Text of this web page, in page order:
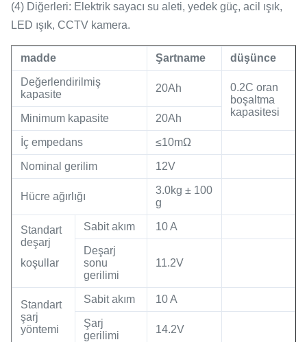
(4) Diğerleri: Elektrik sayacı su aleti, yedek güç, acil ışık,
LED ışık, CCTV kamera.
madde Şartname düşünce
Değerlendirilmiş
kapasite
20Ah
0.2C oran
boşaltma
kapasitesi
Minimum kapasite 20Ah
İç empedans ≤10mΩ
Nominal gerilim 12V
Hücre ağırlığı
3.0kg ± 100
g
Standart
deşarj
koşullar
Sabit akım 10 A
Deşarj
sonu
gerilimi
11.2V
Standart
şarj
yöntemi
Sabit akım 10 A
Şarj
gerilimi
14.2V